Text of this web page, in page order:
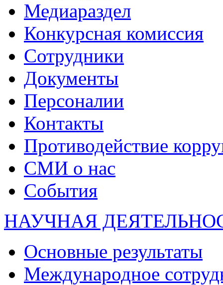
Медиараздел
Конкурсная комиссия
Сотрудники
Документы
Персоналии
Контакты
Противодействие
СМИ о нас
События
НАУЧНАЯ
Основные результаты
Международное